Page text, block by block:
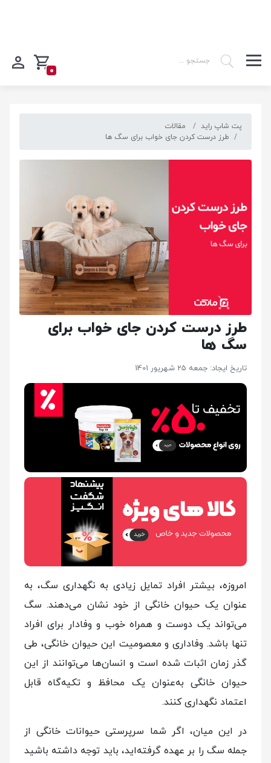
0
پت شاپ راید
مقالات
طرز درست کردن جای خواب برای سگ ها
طرز درست کردن جای خواب برای
سگ ها
تاریخ ایجاد: جمعه 25 شهریور 1401
امروزه، بیشتر افراد تمایل زیادی به نگهداری سگ، به
عنوان یک حیوان خانگی از خود نشان می‌دهند. سگ
می‌تواند یک دوست و همراه خوب و وفادار برای افراد
تنها باشد. وفاداری و معصومیت این حیوان خانگی، طی
گذر زمان اثبات شده است و انسان‌ها می‌توانند از این
حیوان خانگی به‌عنوان یک محافظ و تکیه‌گاه قابل
اعتماد نگهداری کنند.
در این میان، اگر شما سرپرستی حیوانات خانگی از
جمله سگ را بر عهده گرفته‌اید، باید توجه داشته باشید